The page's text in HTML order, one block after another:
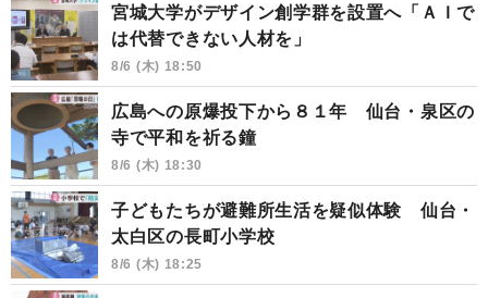
宮城大学がデザイン創学群を設置へ「ＡＩで
は代替できない人材を」
8/6 (木) 18:50
広島への原爆投下から８１年 仙台・泉区の
寺で平和を祈る鐘
8/6 (木) 18:30
子どもたちが避難所生活を疑似体験 仙台・
太白区の長町小学校
8/6 (木) 18:25